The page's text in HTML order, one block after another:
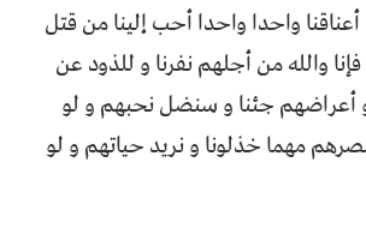
واحدا واحدا أحب إلينا من قتل
والله من أجلهم نفرنا و للذود عن
أعراضهم جئنا و سنضل نحبهم و لو
مهما خذلونا و نريد حياتهم و لو